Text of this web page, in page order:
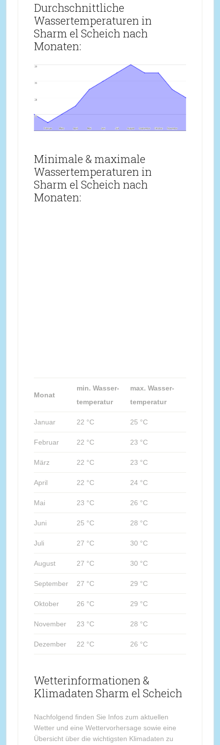
Durchschnittliche
Wassertemperaturen in
Sharm el Scheich nach
Monaten:
Minimale & maximale
Wassertemperaturen in
Sharm el Scheich nach
Monaten:
Monat
min. Wasser-
temperatur
max. Wasser-
temperatur
Januar 22 °C 25 °C
Februar 22 °C 23 °C
März 22 °C 23 °C
April 22 °C 24 °C
Mai 23 °C 26 °C
Juni 25 °C 28 °C
Juli 27 °C 30 °C
August 27 °C 30 °C
September 27 °C 29 °C
Oktober 26 °C 29 °C
November 23 °C 28 °C
Dezember 22 °C 26 °C
Wetterinformationen &
Klimadaten Sharm el Scheich
Nachfolgend finden Sie Infos zum aktuellen
Wetter und eine Wettervorhersage sowie eine
Übersicht über die wichtigsten Klimadaten zu